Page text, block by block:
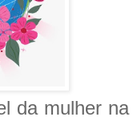
da mulher na